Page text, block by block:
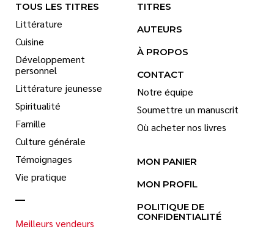
TOUS LES TITRES
Littérature
Cuisine
Développement
personnel
Littérature jeunesse
Spiritualité
Famille
Culture générale
Témoignages
Vie pratique
Meilleurs vendeurs
TITRES
AUTEURS
À PROPOS
CONTACT
Notre équipe
Soumettre un manuscrit
Où acheter nos livres
MON PANIER
MON PROFIL
POLITIQUE DE
CONFIDENTIALITÉ